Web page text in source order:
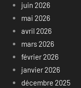
juin 2026
mai 2026
avril 2026
mars 2026
février 2026
janvier 2026
décembre 2025